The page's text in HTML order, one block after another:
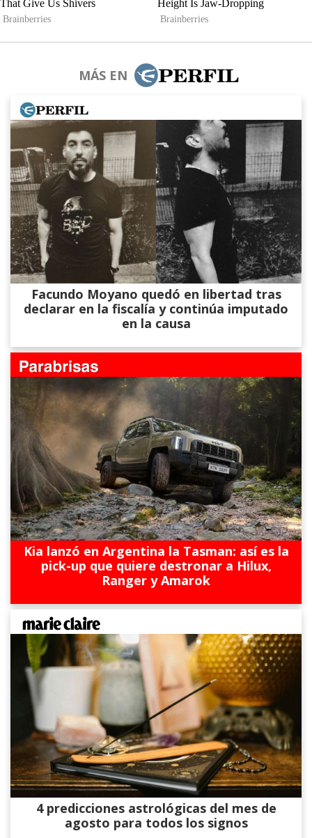
MÁS EN
Facundo Moyano quedó en libertad tras
declarar en la fiscalía y continúa imputado
en la causa
Kia lanzó en Argentina la Tasman: así es la
pick-up que quiere destronar a Hilux,
Ranger y Amarok
4 predicciones astrológicas del mes de
agosto para todos los signos